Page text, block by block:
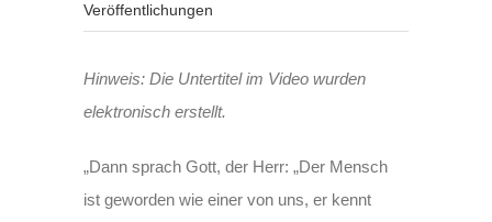
Veröffentlichungen
Hinweis: Die Untertitel im Video wurden
elektronisch erstellt.
„Dann sprach Gott, der Herr: „Der Mensch
ist geworden wie einer von uns, er kennt